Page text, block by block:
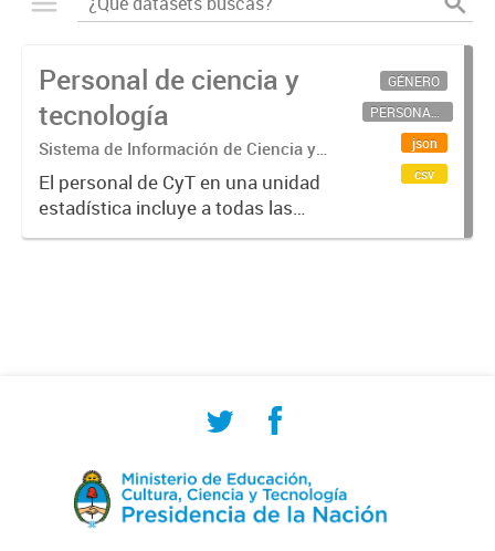
Personal de ciencia y
tecnología
Sistema de Información de Ciencia y
Tecnología Argentino (SICYTAR)
El personal de CyT en una unidad
estadística incluye a todas las
personas involucradas
GÉNERO
PERSONAL CIENTÍFICO-TECNOLÓGICO
json
csv